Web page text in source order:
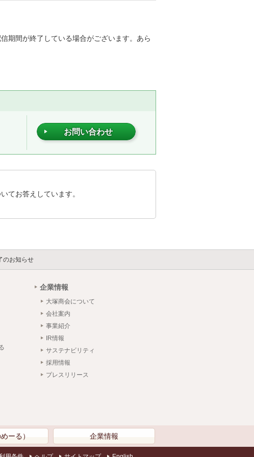
期間が終了している場合がございます。あら
お問い合わせ
てお答えしています。
のお知らせ
企業情報
大塚商会について
会社案内
事業紹介
IR情報
サステナビリティ
採用情報
プレスリリース
ーる） 企業情報